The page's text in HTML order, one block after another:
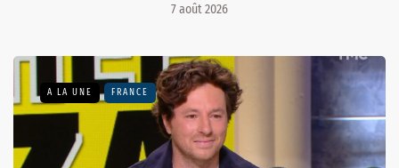
7 août 2026
A LA UNE FRANCE